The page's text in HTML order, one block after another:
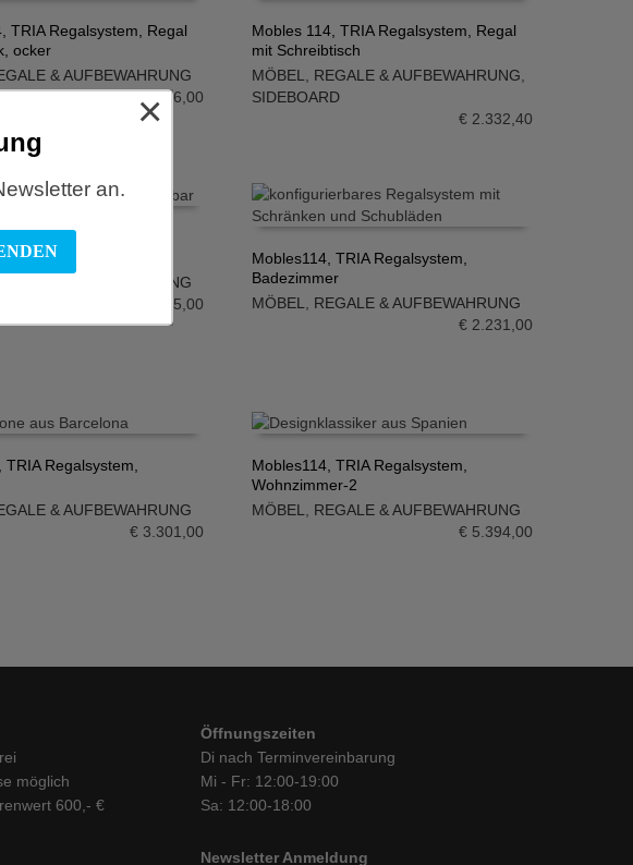
TRIA Regalsystem, Regal
ocker
& AUFBEWAHRUNG
€1.596,00
IN DEN WARENKORB
Mobles 114, TRIA Regalsystem, Regal
mit Schreibtisch
MÖBEL
REGALE & AUFBEWAHRUNG
SIDEBOARD
€ 2.332,40
TRIA Regalsystem,
& AUFBEWAHRUNG
5.495,00
IN DEN WARENKORB
Mobles114, TRIA Regalsystem,
Badezimmer
MÖBEL
REGALE & AUFBEWAHRUNG
€ 2.231,00
TRIA Regalsystem,
& AUFBEWAHRUNG
€3.301,00
IN DEN WARENKORB
Mobles114, TRIA Regalsystem,
Wohnzimmer-2
MÖBEL
REGALE & AUFBEWAHRUNG
€ 5.394,00
möglich
600,- €
Öffnungszeiten
Di nach Terminvereinbarung
Mi - Fr: 12:00-19:00
Sa: 12:00-18:00
Newsletter Anmeldung
an.
×